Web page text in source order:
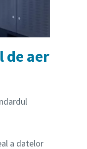
de aer
a datelor